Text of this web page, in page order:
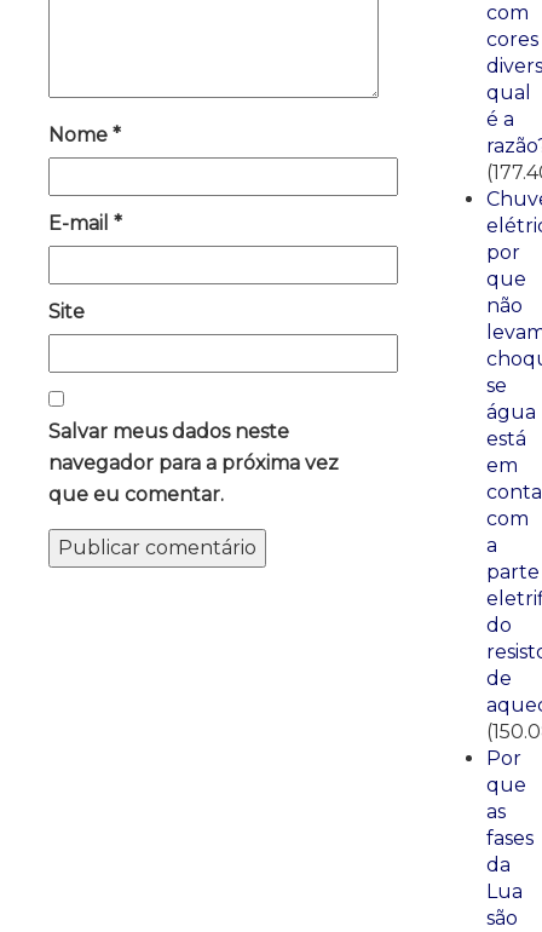
Nome *
E-mail *
Site
Salvar meus dados neste
navegador para a próxima vez
que eu comentar.
com
cores
qual
é a
por
que
não
se
água
está
em
com
a
parte
do
de
Por
que
as
fases
da
Lua
são